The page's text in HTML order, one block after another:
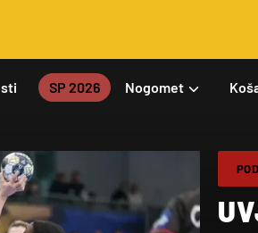
SP 2026 Nogomet